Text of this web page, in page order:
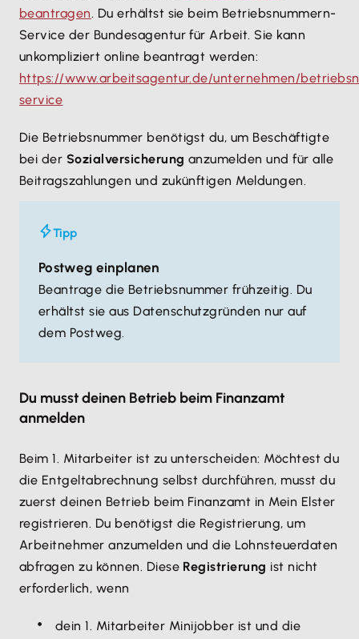
beantragen. Du erhältst sie beim Betriebsnummern-
Service der Bundesagentur für Arbeit. Sie kann
unkompliziert online beantragt werden:
https://www.arbeitsagentur.de/unternehmen/
service
Die Betriebsnummer benötigst du, um Beschäftigte
bei der Sozialversicherung anzumelden und für alle
Beitragszahlungen und zukünftigen Meldungen.
Tipp
Postweg einplanen
Beantrage die Betriebsnummer frühzeitig. Du
erhältst sie aus Datenschutzgründen nur auf
dem Postweg.
Du musst deinen Betrieb beim Finanzamt
anmelden
Beim 1. Mitarbeiter ist zu unterscheiden: Möchtest du
die Entgeltabrechnung selbst durchführen, musst du
zuerst deinen Betrieb beim Finanzamt in Mein Elster
registrieren. Du benötigst die Registrierung, um
Arbeitnehmer anzumelden und die Lohnsteuerdaten
abfragen zu können. Diese Registrierung ist nicht
erforderlich, wenn
dein 1. Mitarbeiter Minijobber ist und die